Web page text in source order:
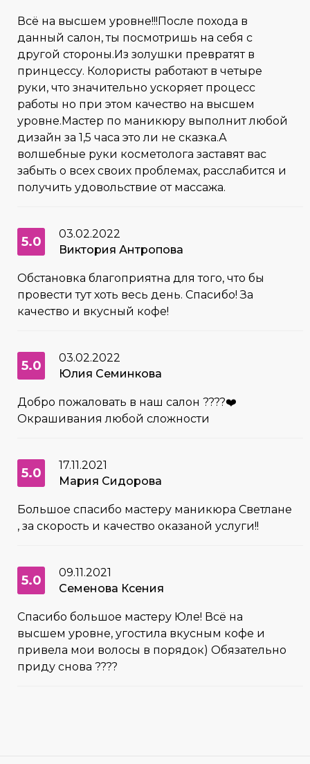
Всё на высшем уровне!!!После похода в
данный салон, ты посмотришь на себя с
другой стороны.Из золушки превратят в
принцессу. Колористы работают в четыре
руки, что значительно ускоряет процесс
работы но при этом качество на высшем
уровне.Мастер по маникюру выполнит любой
дизайн за 1,5 часа это ли не сказка.А
волшебные руки косметолога заставят вас
забыть о всех своих проблемах, расслабится и
получить удовольствие от массажа.
5.0
03.02.2022
Виктория Антропова
Обстановка благоприятна для того, что бы
провести тут хоть весь день. Спасибо! За
качество и вкусный кофе!
5.0
03.02.2022
Юлия Семинкова
Добро пожаловать в наш салон ????❤️
Окрашивания любой сложности
5.0
17.11.2021
Мария Сидорова
Большое спасибо мастеру маникюра Светлане
, за скорость и качество оказаной услуги!!
5.0
09.11.2021
Семенова Ксения
Спасибо большое мастеру Юле! Всё на
высшем уровне, угостила вкусным кофе и
привела мои волосы в порядок) Обязательно
приду снова ????